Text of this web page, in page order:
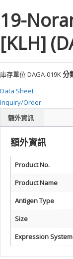
最
專
業
科
學
研
究
供
應
商
卓
昇
有
公
司
19-
[KLH]
庫存單位 DAGA-019K分
Data Sheet
Inquiry/Order
額外資訊
額外資訊
Product No.
Product Name
Antigen Type
Size
Expression System